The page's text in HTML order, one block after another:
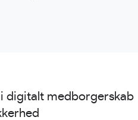
digitalt medborgerskab